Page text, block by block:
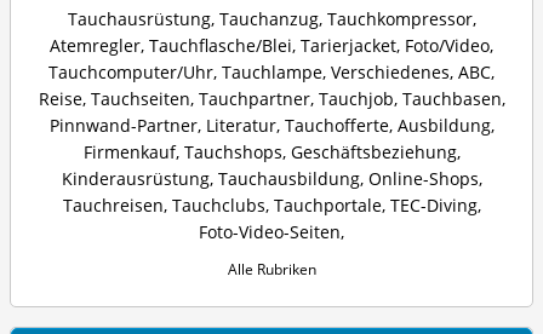
Tauchausrüstung, Tauchanzug, Tauchkompressor,
Atemregler, Tauchflasche/Blei, Tarierjacket, Foto/Video,
Tauchcomputer/Uhr, Tauchlampe, Verschiedenes, ABC,
Reise, Tauchseiten, Tauchpartner, Tauchjob, Tauchbasen,
Pinnwand-Partner, Literatur, Tauchofferte, Ausbildung,
Firmenkauf, Tauchshops, Geschäftsbeziehung,
Kinderausrüstung, Tauchausbildung, Online-Shops,
Tauchreisen, Tauchclubs, Tauchportale, TEC-Diving,
Foto-Video-Seiten,
Alle Rubriken